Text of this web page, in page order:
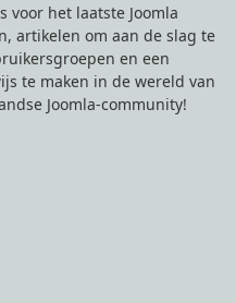
voor het laatste Joomla
artikelen om aan de slag te
en een
te maken in de wereld van
Joomla-community!